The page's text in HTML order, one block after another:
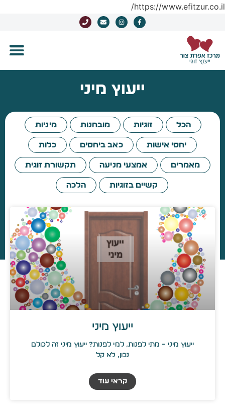
https://www.efitzur.co.il/
ייעוץ מיני
הכל זוגיות מובחנות מיניות
יחסי אישות כאב ביחסים כלות
מאמרים אמצעי מניעה תקשורת זוגית
קשיים בזוגיות הלכה
ייעוץ מיני
ייעוץ מיני – מתי לפנות, למי לפנות? ייעוץ מיני זה לכולם
נכון, לא קל
קראי עוד